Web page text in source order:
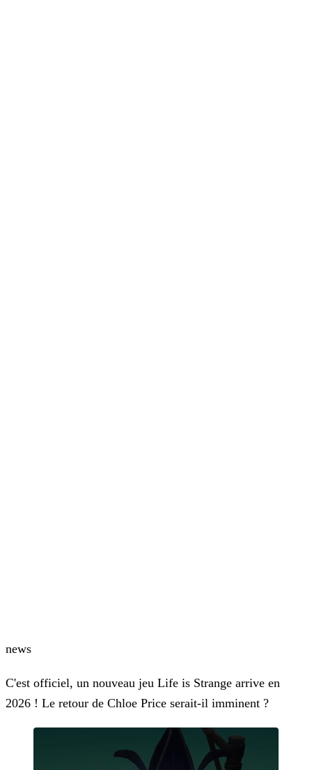
news
C'est officiel, un nouveau jeu Life is Strange arrive en
2026 ! Le retour de Chloe Price serait-il imminent ?